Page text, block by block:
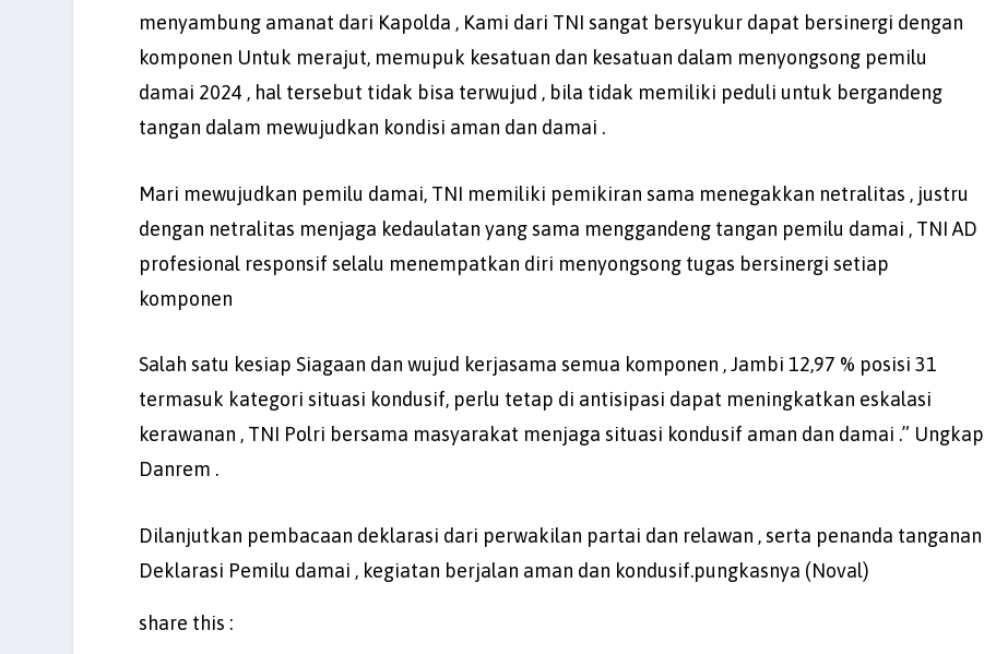
menyambung amanat dari Kapolda , Kami dari TNI sangat bersyukur dapat bersinergi dengan
komponen Untuk merajut, memupuk kesatuan dan kesatuan dalam menyongsong pemilu
damai 2024 , hal tersebut tidak bisa terwujud , bila tidak memiliki peduli untuk bergandeng
tangan dalam mewujudkan kondisi aman dan damai .
Mari mewujudkan pemilu damai, TNI memiliki pemikiran sama menegakkan netralitas , justru
dengan netralitas menjaga kedaulatan yang sama menggandeng tangan pemilu damai , TNI AD
profesional responsif selalu menempatkan diri menyongsong tugas bersinergi setiap
komponen
Salah satu kesiap Siagaan dan wujud kerjasama semua komponen , Jambi 12,97 % posisi 31
termasuk kategori situasi kondusif, perlu tetap di antisipasi dapat meningkatkan eskalasi
kerawanan , TNI Polri bersama masyarakat menjaga situasi kondusif aman dan damai .” Ungkap
Danrem .
Dilanjutkan pembacaan deklarasi dari perwakilan partai dan relawan , serta penanda tanganan
Deklarasi Pemilu damai , kegiatan berjalan aman dan kondusif.pungkasnya (Noval)
share this :